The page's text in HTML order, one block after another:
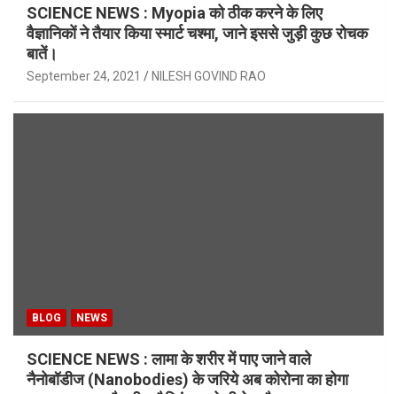
SCIENCE NEWS : Myopia को ठीक करने के लिए
वैज्ञानिकों ने तैयार किया स्मार्ट चश्मा, जाने इससे जुड़ी कुछ रोचक
बातें।
September 24, 2021 NILESH GOVIND RAO
BLOG NEWS
SCIENCE NEWS : लामा के शरीर में पाए जाने वाले
नैनोबॉडीज (Nanobodies) के जरिये अब कोरोना का होगा